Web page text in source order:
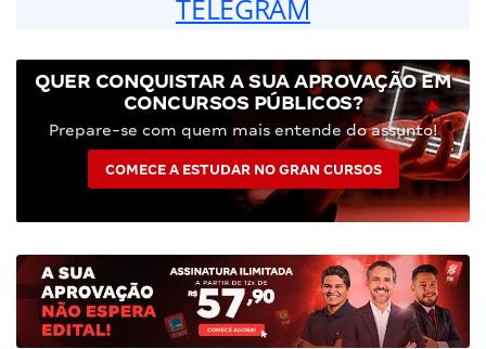
TELEGRAM
QUER CONQUISTAR A SUA APROVAÇÃO EM
CONCURSOS PÚBLICOS?
Prepare-se com quem mais entende do assunto!
COMECE A ESTUDAR NO GRAN CURSOS